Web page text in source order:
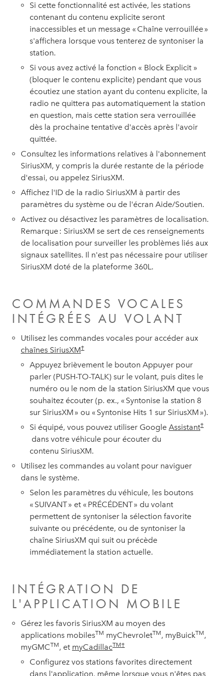
Si cette fonctionnalité est activée, les stations
contenant du contenu explicite seront
inaccessibles et un message « Chaîne verrouillée »
s'affichera lorsque vous tenterez de syntoniser la
station.
Si vous avez activé la fonction « Block Explicit »
(bloquer le contenu explicite) pendant que vous
écoutiez une station ayant du contenu explicite, la
radio ne quittera pas automatiquement la station
en question, mais cette station sera verrouillée
dès la prochaine tentative d'accès après l'avoir
quittée.
Consultez les informations relatives à l'abonnement
SiriusXM, y compris la durée restante de la période
d'essai, ou appelez SiriusXM.
Affichez l'ID de la radio SiriusXM à partir des
paramètres du système ou de l'écran Aide/Soutien.
Activez ou désactivez les paramètres de localisation.
Remarque : SiriusXM se sert de ces renseignements
de localisation pour surveiller les problèmes liés aux
signaux satellites. Il n'est pas nécessaire pour utiliser
SiriusXM doté de la plateforme 360L.
COMMANDES VOCALES
INTÉGRÉES AU VOLANT
Utilisez les commandes vocales pour accéder aux
chaînes SiriusXM†
Appuyez brièvement le bouton Appuyer pour
parler (PUSH-TO-TALK) sur le volant, puis dites le
numéro ou le nom de la station SiriusXM que vous
souhaitez écouter (p. ex., « Syntonise la station 8
sur SiriusXM » ou « Syntonise Hits 1 sur SiriusXM »).
Si équipé, vous pouvez utiliser Google Assistant†
dans votre véhicule pour écouter du
contenu SiriusXM.
Utilisez les commandes au volant pour naviguer
dans le système.
Selon les paramètres du véhicule, les boutons
« SUIVANT » et « PRÉCÉDENT » du volant
permettent de syntoniser la sélection favorite
suivante ou précédente, ou de syntoniser la
chaîne SiriusXM qui suit ou précède
immédiatement la station actuelle.
INTÉGRATION DE
L'APPLICATION MOBILE
Gérez les favoris SiriusXM au moyen des
applications mobilesTM myChevroletTM, myBuickTM,
myGMCTM, et myCadillacTM†
Configurez vos stations favorites directement
dans l'application, même lorsque vous n'êtes pas